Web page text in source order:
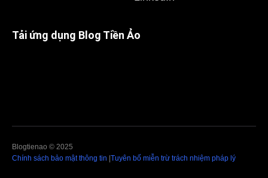
Tải ứng dụng Blog Tiền Ảo
Blogtienao © 2025
Chính sách bảo mật thông tin Tuyên bố miễn trừ trách nhiệm pháp lý